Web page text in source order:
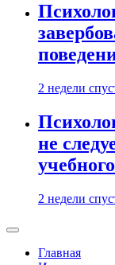
2 недели
не
2 недели
Главная